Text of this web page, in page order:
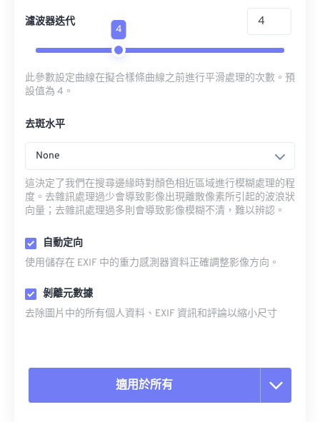
濾波器迭代
4
此參數設定曲線在擬合樣條曲線之前進行平滑處理的次數。預
設值為 4。
去斑水平
None
這決定了我們在搜尋邊緣時對顏色相近區域進行模糊處理的程
度。去雜訊處理過少會導致影像出現離散像素所引起的波浪狀
向量；去雜訊處理過多則會導致影像模糊不清，難以辨認。
自動定向
使用儲存在 EXIF 中的重力感測器資料正確調整影像方向。
剝離元數據
去除圖片中的所有個人資料、EXIF 資訊和評論以縮小尺寸
適用於所有